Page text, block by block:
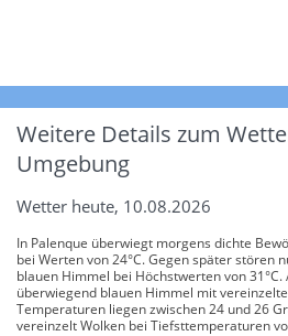
Weitere Details zum
Umgebung
Wetter heute, 10.08.2026
In Palenque überwiegt morgens dichte
bei Werten von 24°C. Gegen später stören
blauen Himmel bei Höchstwerten von
überwiegend blauen Himmel mit
Temperaturen liegen zwischen 24 und 26
vereinzelt Wolken bei Tiefsttemperaturen